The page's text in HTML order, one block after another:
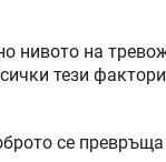
нивото на
тези
се